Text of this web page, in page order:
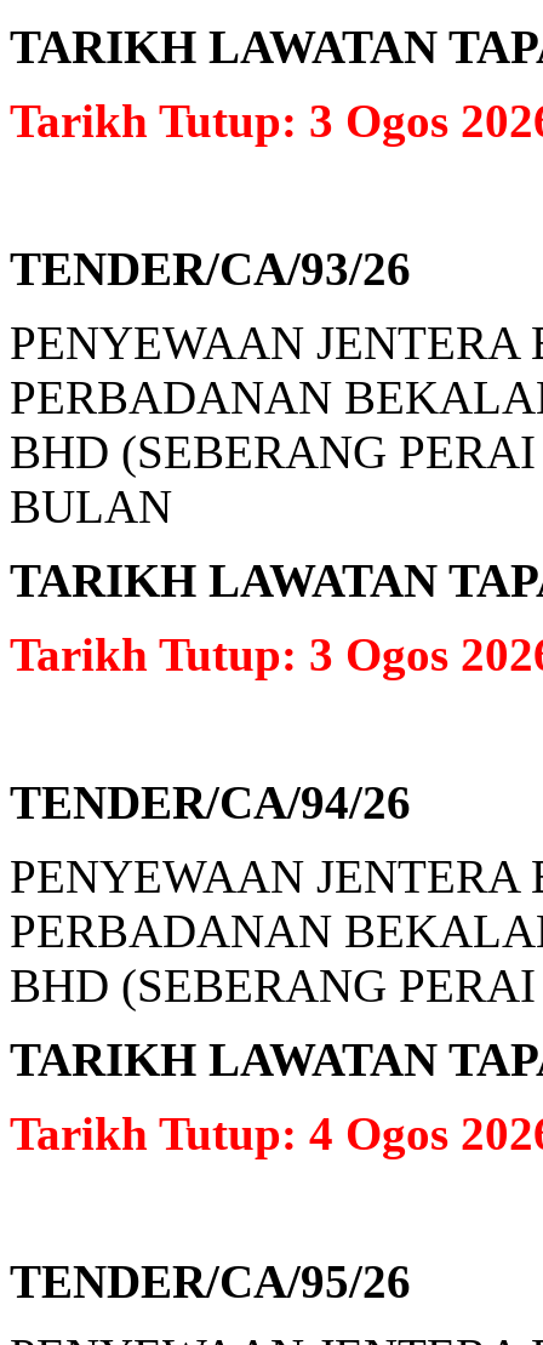
TARIKH LAWATAN
Tarikh Tutup: 3 Ogos
TENDER/CA/93/26
PENYEWAAN
PERBADANAN
BHD (SEBERANG
BULAN
TARIKH LAWATAN
Tarikh Tutup: 3 Ogos
TENDER/CA/94/26
PENYEWAAN
PERBADANAN
BHD (SEBERANG
TARIKH LAWATAN
Tarikh Tutup: 4 Ogos
TENDER/CA/95/26